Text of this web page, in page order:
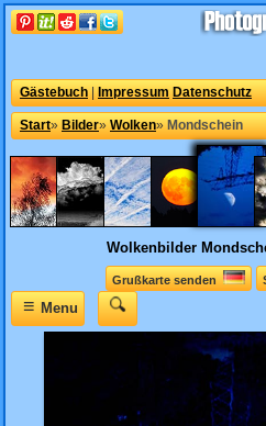
Gästebuch Impressum Datenschutz
Start» Bilder» Wolken» Mondschein
Wolkenbilder
Grußkarte senden
≡Menu